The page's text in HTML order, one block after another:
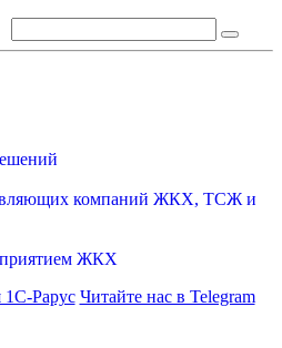
компаний ЖКХ, ТСЖ и
ЖКХ
Рарус Читайте нас в Telegram